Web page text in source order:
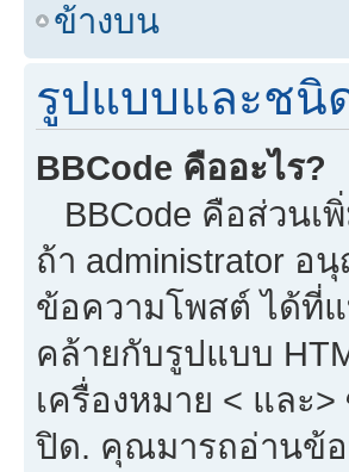
ข้างบน
รูปแบบและชนิ
BBCode คืออะไร?
BBCode คือส่วนเ
ถ้า administrator อ
ข้อความโพสต์ ได้ที่
คล้ายกับรูปแบบ
เครื่องหมาย < และ
ปิด. คุณมารถอ่านข้อ